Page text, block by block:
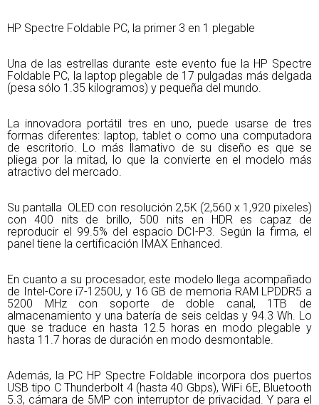
HP Spectre Foldable PC, la primer 3 en 1 plegable
Una de las estrellas durante este evento fue la HP Spectre
Foldable PC, la laptop plegable de 17 pulgadas más delgada
(pesa sólo 1.35 kilogramos) y pequeña del mundo.
La innovadora portátil tres en uno, puede usarse de tres
formas diferentes: laptop, tablet o como una computadora
de escritorio. Lo más llamativo de su diseño es que se
pliega por la mitad, lo que la convierte en el modelo más
atractivo del mercado.
Su pantalla OLED con resolución 2,5K (2,560 x 1,920 pixeles)
con 400 nits de brillo, 500 nits en HDR es capaz de
reproducir el 99.5% del espacio DCI-P3. Según la firma, el
panel tiene la certificación IMAX Enhanced.
En cuanto a su procesador, este modelo llega acompañado
de Intel-Core i7-1250U, y 16 GB de memoria RAM LPDDR5 a
5200 MHz con soporte de doble canal, 1TB de
almacenamiento y una batería de seis celdas y 94.3 Wh. Lo
que se traduce en hasta 12.5 horas en modo plegable y
hasta 11.7 horas de duración en modo desmontable.
Además, la PC HP Spectre Foldable incorpora dos puertos
USB tipo C Thunderbolt 4 (hasta 40 Gbps), WiFi 6E, Bluetooth
5.3, cámara de 5MP con interruptor de privacidad. Y para el